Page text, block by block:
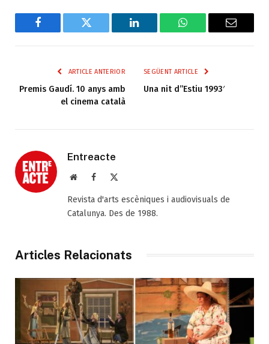
Facebook Twitter LinkedIn WhatsAppEmail
ARTICLE ANTERIOR
Premis Gaudí. 10 anys amb
el cinema català
SEGÜENT ARTICLE
Una nit d”Estiu 1993′
Entreacte
Web Facebook
Revista d'arts escèniques i audiovisuals de
Catalunya. Des de 1988.
Articles Relacionats